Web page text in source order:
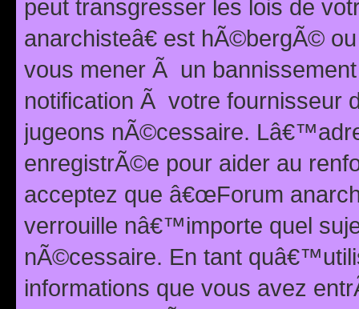
peut transgresser les lois de
anarchisteâ€ est hÃ©bergÃ©
vous mener Ã un
notification Ã votre fournisseur
jugeons nÃ©cessaire.
enregistrÃ©e pour aider au
acceptez que â€œForum
verrouille nâ€™importe quel
nÃ©cessaire. En tant
informations que vous avez